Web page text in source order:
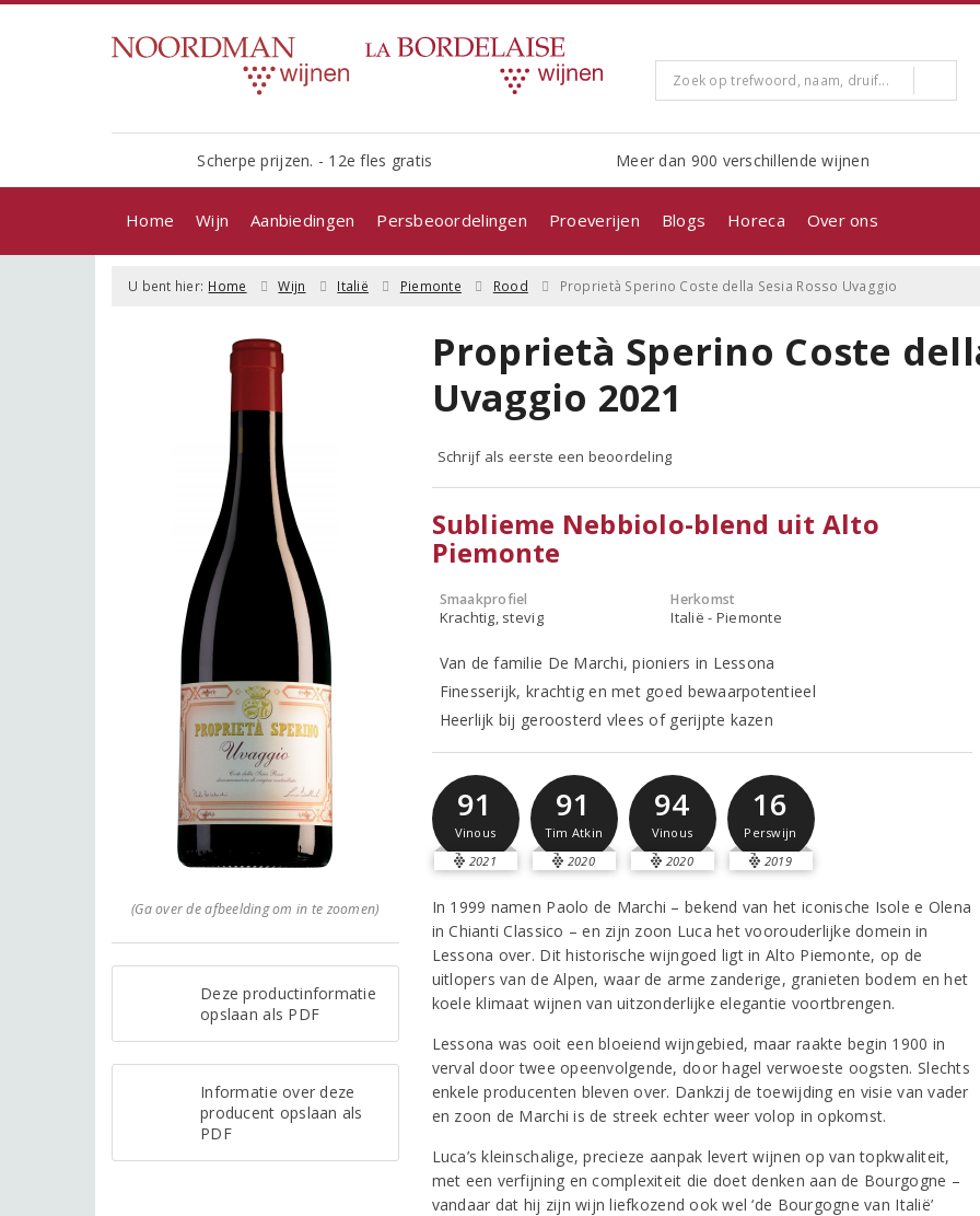
Scherpe prijzen. - 12e fles gratis Meer dan 900 verschillende wijnen
Home Wijn Aanbiedingen Persbeoordelingen Proeverijen Blogs Horeca Over ons
U bent hier: Home Wijn Italië Piemonte Rood Proprietà Sperino Coste della Sesia Rosso Uvaggio
(Ga over de afbeelding om in te zoomen)
Deze productinformatie
opslaan als PDF
Informatie over deze
producent opslaan als
PDF
Proprietà Sperino Coste
Uvaggio 2021
Schrijf als eerste een beoordeling
Sublieme Nebbiolo-blend uit Alto
Piemonte
Smaakprofiel
Krachtig, stevig
Herkomst
Italië - Piemonte
Van de familie De Marchi, pioniers in Lessona
Finesserijk, krachtig en met goed bewaarpotentieel
Heerlijk bij geroosterd vlees of gerijpte kazen
91
Vinous
2021
91
Tim Atkin
2020
94
Vinous
2020
16
Perswijn
2019
In 1999 namen Paolo de Marchi – bekend van het iconische Isole e Olena
in Chianti Classico – en zijn zoon Luca het voorouderlijke domein in
Lessona over. Dit historische wijngoed ligt in Alto Piemonte, op de
uitlopers van de Alpen, waar de arme zanderige, granieten bodem en het
koele klimaat wijnen van uitzonderlijke elegantie voortbrengen.
Lessona was ooit een bloeiend wijngebied, maar raakte begin 1900 in
verval door twee opeenvolgende, door hagel verwoeste oogsten. Slechts
enkele producenten bleven over. Dankzij de toewijding en visie van vader
en zoon de Marchi is de streek echter weer volop in opkomst.
Luca’s kleinschalige, precieze aanpak levert wijnen op van topkwaliteit,
met een verfijning en complexiteit die doet denken aan de Bourgogne –
vandaar dat hij zijn wijn liefkozend ook wel ‘de Bourgogne van Italië’